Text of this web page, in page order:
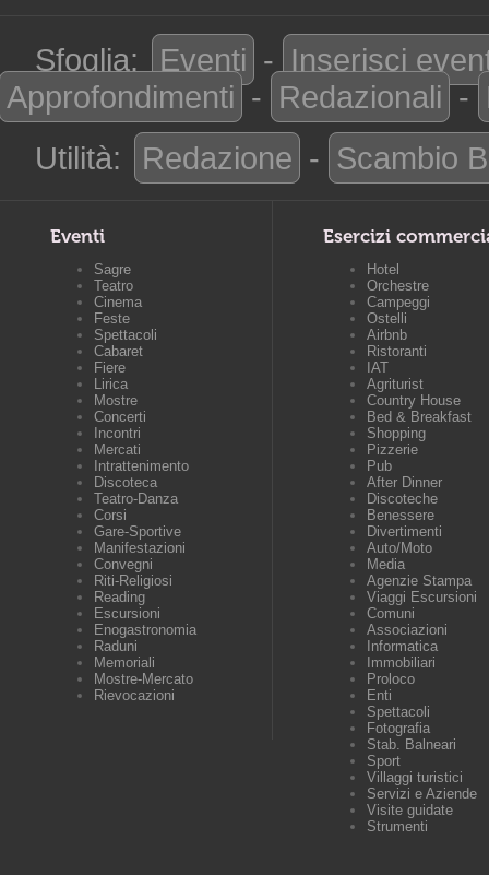
Sfoglia: Eventi - Inserisci
Approfondimenti - Redazionali -
Utilità:
Redazione - Scambio
Eventi
Sagre
Teatro
Cinema
Feste
Spettacoli
Cabaret
Fiere
Lirica
Mostre
Concerti
Incontri
Mercati
Intrattenimento
Discoteca
Teatro-Danza
Corsi
Gare-Sportive
Manifestazioni
Convegni
Riti-Religiosi
Reading
Escursioni
Enogastronomia
Raduni
Memoriali
Mostre-Mercato
Rievocazioni
Esercizi
Hotel
Orchestre
Campeggi
Ostelli
Airbnb
Ristoranti
IAT
Agriturist
Country House
Bed & Breakfast
Shopping
Pizzerie
Pub
After Dinner
Discoteche
Benessere
Divertimenti
Auto/Moto
Media
Agenzie Stampa
Viaggi Escursioni
Comuni
Associazioni
Informatica
Immobiliari
Proloco
Enti
Spettacoli
Fotografia
Stab. Balneari
Sport
Villaggi turistici
Servizi e Aziende
Visite guidate
Strumenti